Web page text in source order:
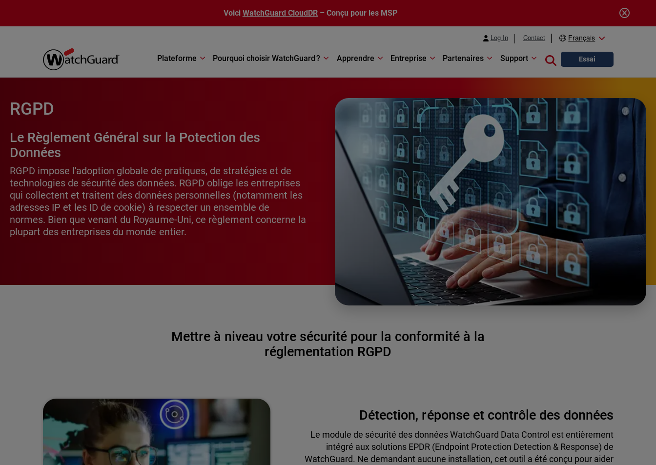
Voici WatchGuard CloudDR – Conçu pour les MSP
Log In Contact Français
Plateforme Pourquoi choisir WatchGuard ? Apprendre Entreprise Partenaires Support Close search
Essai
RGPD
Le Règlement Général sur la Potection des
Données
RGPD impose l'adoption globale de pratiques, de stratégies et de
technologies de sécurité des données. RGPD oblige les entreprises
qui collectent et traitent des données personnelles (notamment les
adresses IP et les ID de cookie) à respecter un ensemble de
normes. Bien que venant du Royaume-Uni, ce règlement concerne la
plupart des entreprises du monde entier.
Mettre à niveau votre sécurité pour la conformité à la
réglementation RGPD
Détection, réponse et contrôle des données
Le module de sécurité des données WatchGuard Data Control est entièrement
intégré aux solutions EPDR (Endpoint Protection Detection & Response) de
WatchGuard. Ne demandant aucune installation, cet outil a été conçu pour aider